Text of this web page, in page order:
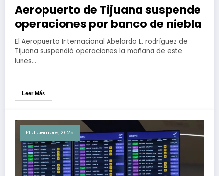
Aeropuerto de Tijuana suspende
operaciones por banco de niebla
El Aeropuerto Internacional Abelardo L. rodríguez de
Tijuana suspendió operaciones la mañana de este
lunes…
Leer Más
14 diciembre, 2025